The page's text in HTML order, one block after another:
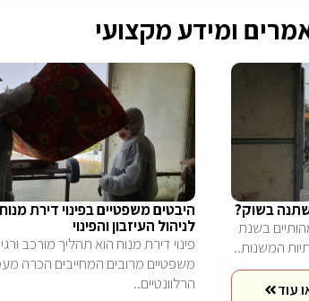
ומידע מקצועי
בשנת
עוד
היבטים משפטיים בפינוי דירת
לניהול העיזבון והפינוי
פינוי דירת מנוח הוא תהליך מורכב
משפטיים מרובים המחייבים הכרה
הרלוונטיים..